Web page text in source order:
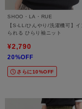
SHOO・LA・RUE
【S-LL/ひんやり/洗濯機可】
られる ひらり袖ニット
¥2,790
20%OFF
さらに10%OFF